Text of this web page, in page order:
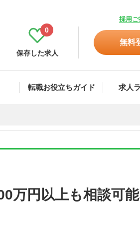
採用ご
保存した求人
0
無料
転職お役立ちガイド 求人
万円以上も相談可